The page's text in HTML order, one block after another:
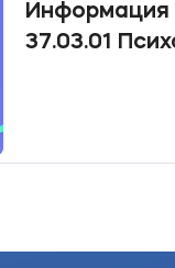
Информация
37.03.01